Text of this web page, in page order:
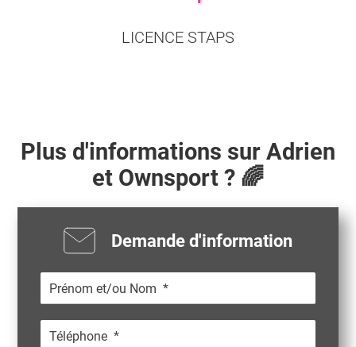
LICENCE STAPS
Plus d'informations sur Adrien
et Ownsport ? 🌈
Demande d'information